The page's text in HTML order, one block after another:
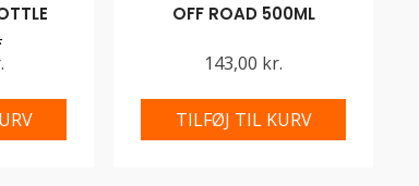
OFF ROAD 500ML
143,00 kr.
TILFØJ TIL KURV